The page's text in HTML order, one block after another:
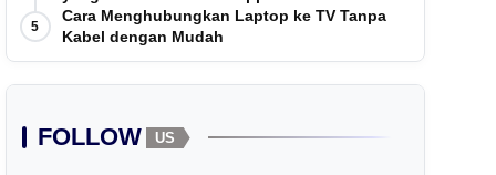
5
Cara Menghubungkan Laptop ke TV Tanpa
Kabel dengan Mudah
FOLLOW US